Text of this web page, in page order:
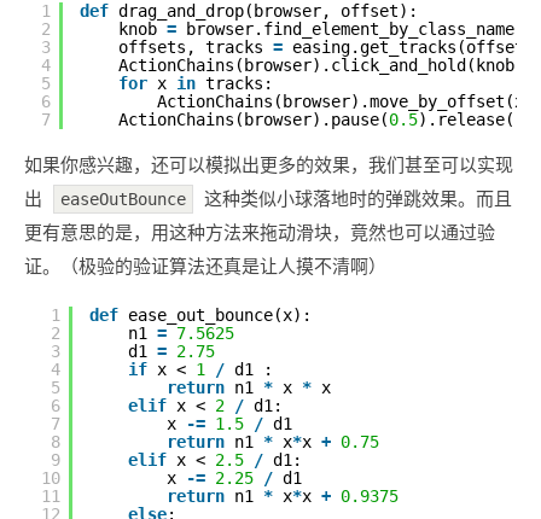
1
2
3
4
5
6
7
def drag_and_drop(browser, offset):
knob = browser.find_element_by_class_name(
offsets, tracks =
for x in tracks:
ActionChains(browser).pause(0.5
如果你感兴趣，还可以模拟出更多的效果，我们甚至可以实现
出
easeOutBounce
这种类似小球落地时的弹跳效果。而且
更有意思的是，用这种方法来拖动滑块，竟然也可以通过验
证。（极验的验证算法还真是让人摸不清啊）
1
2
3
4
5
6
7
8
9
10
11
12
def ease_out_bounce(x):
n1 = 7.5625
d1 = 2.75
if x < 1 / d1 :
return n1 * x * x
elif x < 2 / d1:
x
-= 1.5 / d1
return n1 * x*x + 0.75
elif x < 2.5 / d1:
x
-= 2.25 / d1
return n1 * x*x + 0.9375
else: